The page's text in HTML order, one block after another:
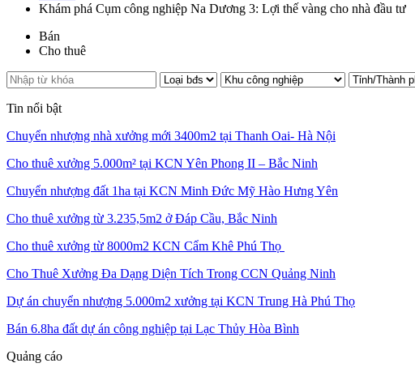
Khám phá Cụm công nghiệp Na Dương 3: Lợi thế vàng cho nhà đầu tư
Bán
Cho thuê
Tin nổi bật
Chuyển nhượng nhà xưởng mới 3400m2 tại Thanh Oai- Hà Nội
Cho thuê xưởng 5.000m² tại KCN Yên Phong II – Bắc Ninh
Chuyển nhượng đất 1ha tại KCN Minh Đức Mỹ Hào Hưng Yên
Cho thuê xưởng từ 3.235,5m2 ở Đáp Cầu, Bắc Ninh
Cho thuê xưởng từ 8000m2 KCN Cẩm Khê Phú Thọ
Cho Thuê Xưởng Đa Dạng Diện Tích Trong CCN Quảng Ninh
Dự án chuyển nhượng 5.000m2 xưởng tại KCN Trung Hà Phú Thọ
Bán 6.8ha đất dự án công nghiệp tại Lạc Thủy Hòa Bình
Quảng cáo